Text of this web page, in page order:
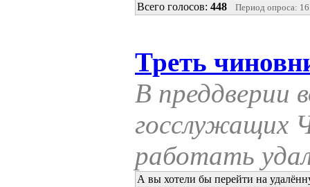
Всего голосов: 448 Период опроса:
Треть
В преддверии
госслужащих
работать
А вы хотели бы перейти на